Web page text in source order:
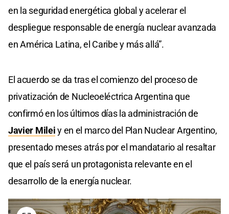
en la seguridad energética global y acelerar el
despliegue responsable de energía nuclear avanzada
en América Latina, el Caribe y más allá”.
El acuerdo se da tras el comienzo del proceso de
privatización de Nucleoeléctrica Argentina que
confirmó en los últimos días la administración de
Javier Mileiy en el marco del Plan Nuclear Argentino,
presentado meses atrás por el mandatario al resaltar
que el país será un protagonista relevante en el
desarrollo de la energía nuclear.